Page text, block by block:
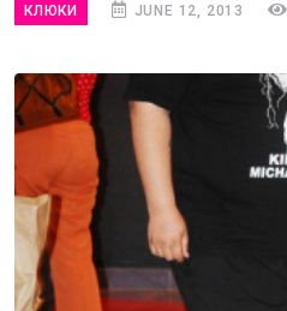
КЛЮКИ JUNE 12, 2013